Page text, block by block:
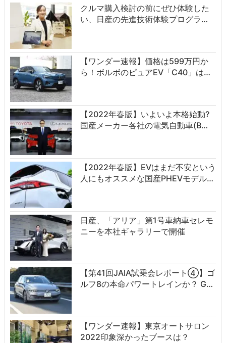
クルマ購入検討の前にぜひ体験した
い、日産の先進技術体験プログラ…
【ワンダー速報】価格は599万円か
ら！ボルボのピュアEV「C40」は…
【2022年春版】いよいよ本格始動?
国産メーカー各社の電気自動車(B…
【2022年春版】EVはまだ不安という
人にもオススメな国産PHEVモデル…
日産、「アリア」第1号車納車セレモ
ニーを本社ギャラリーで開催
【第41回JAIA試乗会レポート④】ゴ
ルフ8の本命パワートレインか？ G…
【ワンダー速報】東京オートサロン
2022印象深かったブースは？